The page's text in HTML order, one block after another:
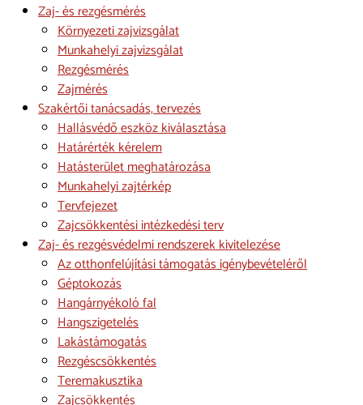
Zaj- és rezgésmérés
Környezeti zajvizsgálat
Munkahelyi zajvizsgálat
Rezgésmérés
Zajmérés
Szakértői tanácsadás, tervezés
Hallásvédő eszköz kiválasztása
Határérték kérelem
Hatásterület meghatározása
Munkahelyi zajtérkép
Tervfejezet
Zajcsökkentési intézkedési terv
Zaj- és rezgésvédelmi rendszerek kivitelezése
Az otthonfelújítási támogatás igénybevételéről
Géptokozás
Hangárnyékoló fal
Hangszigetelés
Lakástámogatás
Rezgéscsökkentés
Teremakusztika
Zajcsökkentés